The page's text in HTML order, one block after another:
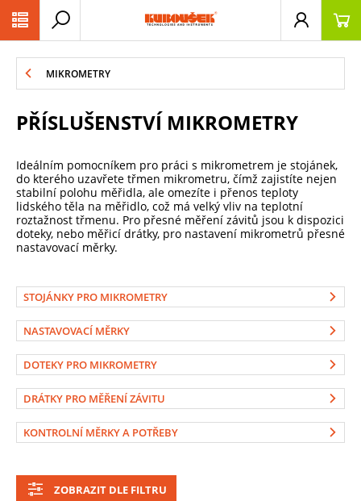
MIKROMETRY
PŘÍSLUŠENSTVÍ MIKROMETRY
Ideálním pomocníkem pro práci s mikrometrem je stojánek,
do kterého uzavřete třmen mikrometru, čímž zajistíte nejen
stabilní polohu měřidla, ale omezíte i přenos teploty
lidského těla na měřidlo, což má velký vliv na teplotní
roztažnost třmenu. Pro přesné měření závitů jsou k dispozici
doteky, nebo měřicí drátky, pro nastavení mikrometrů přesné
nastavovací měrky.
STOJÁNKY PRO MIKROMETRY
NASTAVOVACÍ MĚRKY
DOTEKY PRO MIKROMETRY
DRÁTKY PRO MĚŘENÍ ZÁVITU
KONTROLNÍ MĚRKY A POTŘEBY
ZOBRAZIT DLE FILTRU